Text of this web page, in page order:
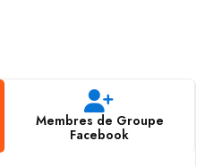
Membres de Groupe
Facebook